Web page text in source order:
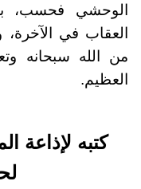
الوحشي فحسب،
العقاب في الآخرة،
من الله سبحانه
العظيم.
كتبه لإذاعة